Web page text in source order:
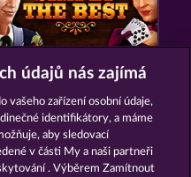
SIMPLY THE BEST
údajů nás zajímá
vašeho zařízení osobní údaje,
identifikátory, a máme
aby sledovací
v části My a naši partneři
. Výběrem Zamítnout